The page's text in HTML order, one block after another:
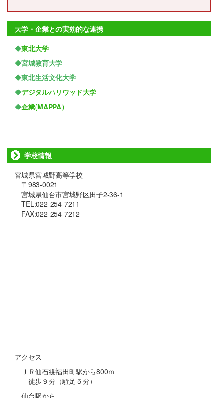
大学・企業との実効的な連携
◆東北大学
◆宮城教育大学
◆東北生活文化大学
◆デジタルハリウッド大学
◆企業(MAPPA）
学校情報
宮城県宮城野高等学校
〒983-0021
宮城県仙台市宮城野区田子2-36-1
TEL:022-254-7211
FAX:022-254-7212
アクセス
ＪＲ仙石線福田町駅から800ｍ
徒歩９分（駈足５分）
仙台駅から